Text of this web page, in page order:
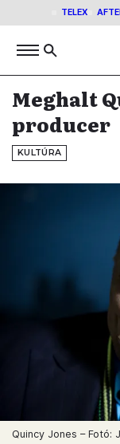
TELEX
Meghalt
producer
KULTÚRA
Quincy Jones – Fotó: